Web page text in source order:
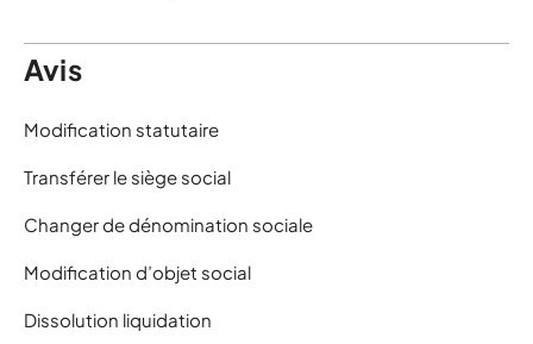
Avis
Modification statutaire
Transférer le siège social
Changer de dénomination sociale
Modification d’objet social
Dissolution liquidation